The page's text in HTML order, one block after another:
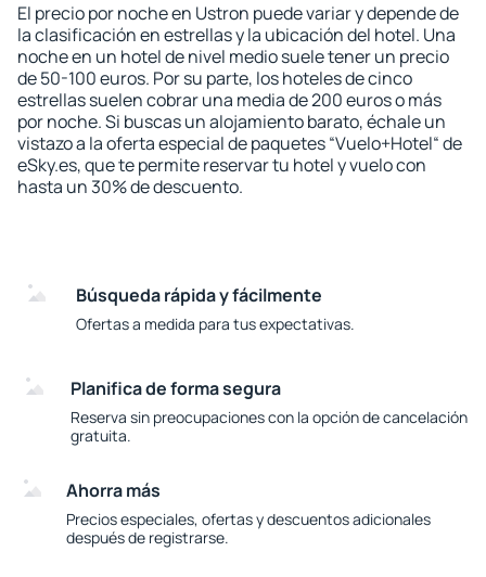
El precio por noche en Ustron puede variar y depende de
la clasificación en estrellas y la ubicación del hotel. Una
noche en un hotel de nivel medio suele tener un precio
de 50-100 euros. Por su parte, los hoteles de cinco
estrellas suelen cobrar una media de 200 euros o más
por noche. Si buscas un alojamiento barato, échale un
vistazo a la oferta especial de paquetes “Vuelo+Hotel“ de
eSky.es, que te permite reservar tu hotel y vuelo con
hasta un 30% de descuento.
Búsqueda rápida y fácilmente
Ofertas a medida para tus expectativas.
Planifica de forma segura
Reserva sin preocupaciones con la opción de cancelación
gratuita.
Ahorra más
Precios especiales, ofertas y descuentos adicionales
después de registrarse.